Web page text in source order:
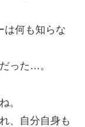
は何も知らな
った…。
。
、自分自身も